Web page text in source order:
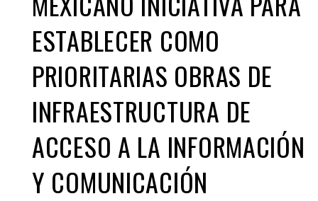
ESTABLECER COMO
PRIORITARIAS OBRAS DE
INFRAESTRUCTURA DE
ACCESO A LA INFORMACIÓN
Y COMUNICACIÓN